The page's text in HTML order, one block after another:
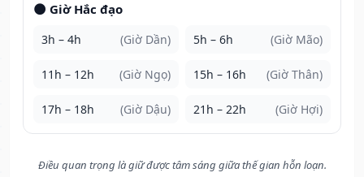
🌑 Giờ Hắc đạo
3h – 4h (Giờ Dần) 5h – 6h (Giờ Mão)
11h – 12h (Giờ Ngọ) 15h – 16h (Giờ Thân)
17h – 18h (Giờ Dậu) 21h – 22h (Giờ Hợi)
Điều quan trọng là giữ được tâm sáng giữa thế gian hỗn loạn.